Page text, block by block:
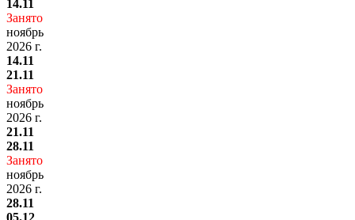
14.11
Занято
ноябрь
2026 г.
14.11
21.11
Занято
ноябрь
2026 г.
21.11
28.11
Занято
ноябрь
2026 г.
28.11